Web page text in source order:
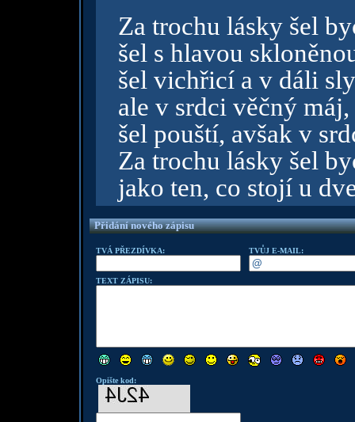
Za trochu lásky šel
šel s hlavou
šel vichřicí a v dáli
ale v srdci věčný máj,
šel pouští, avšak v
Za trochu lásky šel
jako ten, co stojí u
Přidání nového zápisu
TVÁ PŘEZDÍVKA: TVŮJ E-MAIL:
TEXT ZÁPISU:
Opište kod: